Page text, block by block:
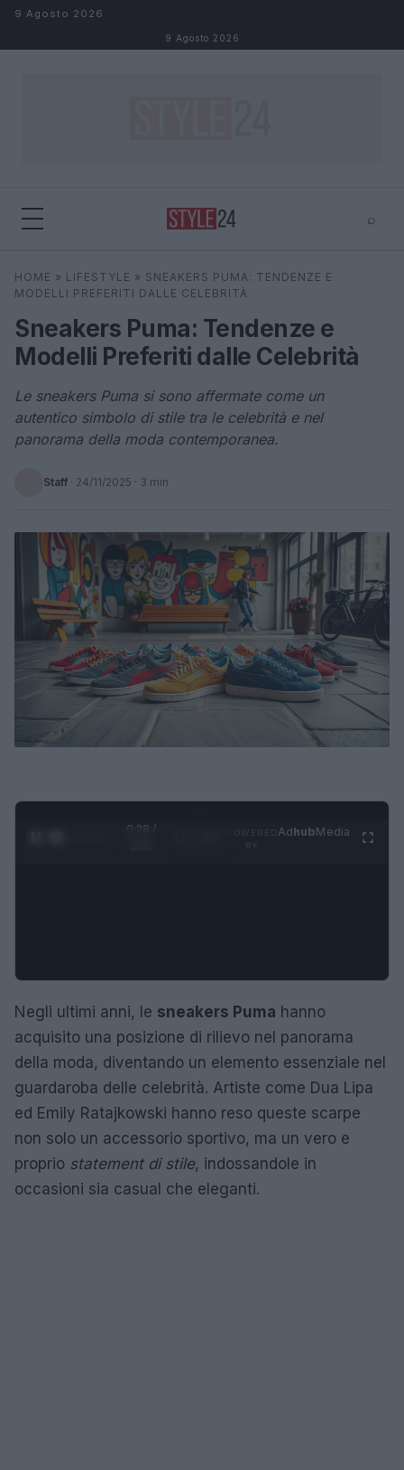
Salta al contenuto
9 Agosto 2026
9 Agosto 2026
⌕
Cerca
HOME » LIFESTYLE » SNEAKERS PUMA: TENDENZE E
MODELLI PREFERITI DALLE CELEBRITÀ
Sneakers Puma: Tendenze e
Modelli Preferiti dalle Celebrità
Le sneakers Puma si sono affermate come un
autentico simbolo di stile tra le celebrità e nel
panorama della moda contemporanea.
Staff · 24/11/2025 · 3 min
0:29 /
AdhubMedia
Negli ultimi anni, le sneakers Puma hanno
acquisito una posizione di rilievo nel panorama
della moda, diventando un elemento essenziale nel
guardaroba delle celebrità. Artiste come Dua Lipa
ed Emily Ratajkowski hanno reso queste scarpe
non solo un accessorio sportivo, ma un vero e
proprio statement di stile, indossandole in
occasioni sia casual che eleganti.